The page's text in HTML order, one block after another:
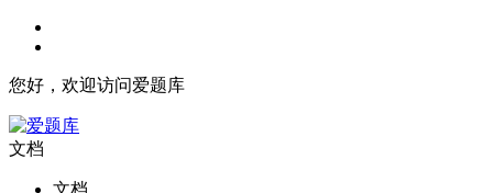
您好，欢迎访问爱题库
文档
文档